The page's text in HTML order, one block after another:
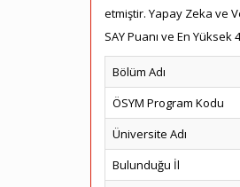
etmiştir. Yapay Zeka ve
SAY Puanı ve En Yüksek
Bölüm Adı
ÖSYM Program Kodu
Üniversite Adı
Bulunduğu İl